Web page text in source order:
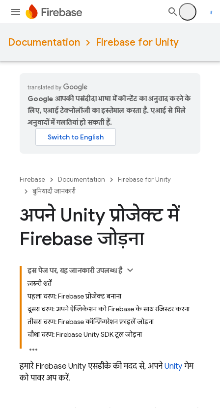
Documentation Firebase for Unity
Google आपकी पसंदीदा भाषा में कॉन्टेंट का अनुवाद करने के
लिए, एआई टेक्नोलॉजी का इस्तेमाल करता है. एआई से मिले
अनुवादों में गलतियां हो सकती हैं.
Firebase Documentation
Firebase for Unity
बुनियादी जानकारी
अपने Unity प्रोजेक्ट में
Firebase जोड़ना
इस पेज पर, यह जानकारी उपलब्ध है
ज़रूरी शर्तें
पहला चरण: Firebase प्रोजेक्ट बनाना
दूसरा चरण: अपने ऐप्लिकेशन को Firebase के साथ रजिस्टर करना
तीसरा चरण: Firebase कॉन्फ़िगरेशन फ़ाइलें जोड़ना
चौथा चरण: Firebase Unity SDK टूल जोड़ना
हमारे Firebase Unity एसडीके की मदद से, अपनेUnity गेम
को पावर अप करें.